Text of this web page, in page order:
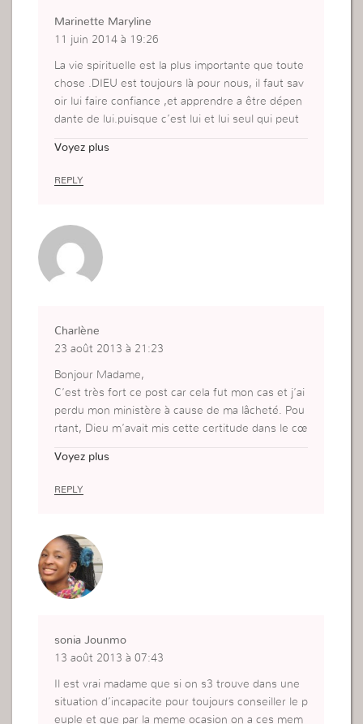
Marinette Maryline
11 juin 2014 à 19:26
La vie spirituelle est la plus importante que toute
chose .DIEU est toujours là pour nous, il faut sav
oir lui faire confiance ,et apprendre a être dépen
dante de lui.puisque c’est lui et lui seul qui peut
Voyez plus
REPLY
Charlène
23 août 2013 à 21:23
Bonjour Madame,
C’est très fort ce post car cela fut mon cas et j’ai
perdu mon ministère à cause de ma lâcheté. Pou
rtant, Dieu m’avait mis cette certitude dans le cœ
encé à regarder mes problèmes,au fait que que
parlé à l’épouse de mon pasteur. Ce désespoir
m’a tellement aveuglé,j’ai accumulé bêtise sur bê
tise et voilà..Tout m’a explosé au visage..
Voyez plus
REPLY
sonia Jounmo
13 août 2013 à 07:43
Il est vrai madame que si on s3 trouve dans une
situation d’incapacite pour toujours conseiller le p
euple et que par la meme ocasion on a ces mem